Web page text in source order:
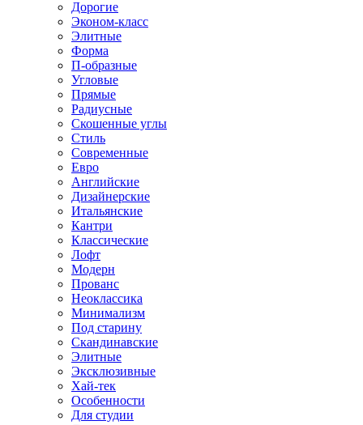
Дорогие
Эконом-класс
Элитные
Форма
П-образные
Угловые
Прямые
Радиусные
Скошенные углы
Стиль
Современные
Евро
Английские
Дизайнерские
Итальянские
Кантри
Классические
Лофт
Модерн
Прованс
Неоклассика
Минимализм
Под старину
Скандинавские
Элитные
Эксклюзивные
Хай-тек
Особенности
Для студии